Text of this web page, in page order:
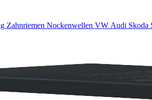
Zahnriemen Nockenwellen VW Audi Skoda